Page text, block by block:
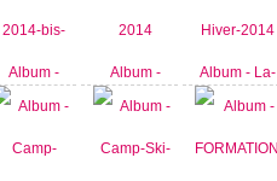
Album -
CARNAVAL-
2014-bis-
Album -
CARNAVAL-
2014
Album - La-
Courbe-
Hiver-2014